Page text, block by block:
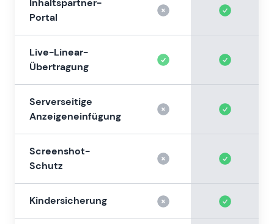
Inhaltspartner-
Portal
Live-Linear-
Übertragung
Serverseitige
Anzeigeneinfügung
Screenshot-
Schutz
Kindersicherung